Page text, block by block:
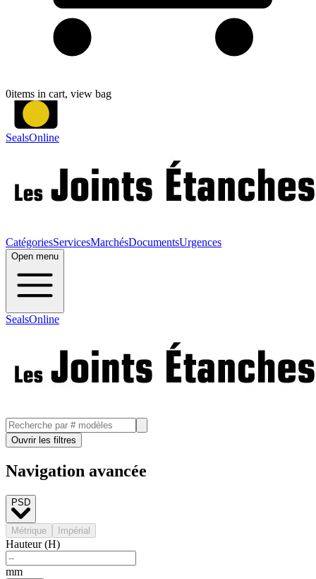
0items in cart, view bag
SealsOnline
CatégoriesServicesMarchésDocumentsUrgences
Open menu
SealsOnline
Ouvrir les filtres
Navigation avancée
PSD
Métrique Impérial
Hauteur (H)
mm